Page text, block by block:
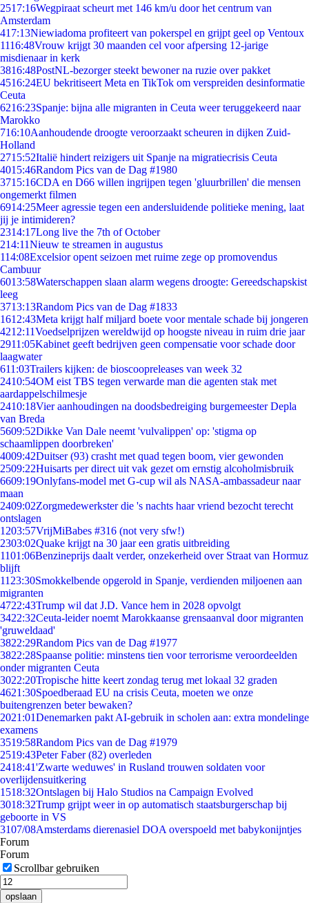
2517:16Wegpiraat scheurt met 146 km/u door het centrum van
Amsterdam
417:13Niewiadoma profiteert van pokerspel en grijpt geel op Ventoux
1116:48Vrouw krijgt 30 maanden cel voor afpersing 12-jarige
misdienaar in kerk
3816:48PostNL-bezorger steekt bewoner na ruzie over pakket
4516:24EU bekritiseert Meta en TikTok om verspreiden desinformatie
Ceuta
6216:23Spanje: bijna alle migranten in Ceuta weer teruggekeerd naar
Marokko
716:10Aanhoudende droogte veroorzaakt scheuren in dijken Zuid-
Holland
2715:52Italië hindert reizigers uit Spanje na migratiecrisis Ceuta
4015:46Random Pics van de Dag #1980
3715:16CDA en D66 willen ingrijpen tegen 'gluurbrillen' die mensen
ongemerkt filmen
6914:25Meer agressie tegen een andersluidende politieke mening, laat
jij je intimideren?
2314:17Long live the 7th of October
214:11Nieuw te streamen in augustus
114:08Excelsior opent seizoen met ruime zege op promovendus
Cambuur
6013:58Waterschappen slaan alarm wegens droogte: Gereedschapskist
leeg
3713:13Random Pics van de Dag #1833
1612:43Meta krijgt half miljard boete voor mentale schade bij jongeren
4212:11Voedselprijzen wereldwijd op hoogste niveau in ruim drie jaar
2911:05Kabinet geeft bedrijven geen compensatie voor schade door
laagwater
611:03Trailers kijken: de bioscoopreleases van week 32
2410:54OM eist TBS tegen verwarde man die agenten stak met
aardappelschilmesje
2410:18Vier aanhoudingen na doodsbedreiging burgemeester Depla
van Breda
5609:52Dikke Van Dale neemt 'vulvalippen' op: 'stigma op
schaamlippen doorbreken'
4009:42Duitser (93) crasht met quad tegen boom, vier gewonden
2509:22Huisarts per direct uit vak gezet om ernstig alcoholmisbruik
6609:19Onlyfans-model met G-cup wil als NASA-ambassadeur naar
maan
2409:02Zorgmedewerkster die 's nachts haar vriend bezocht terecht
ontslagen
1203:57VrijMiBabes #316 (not very sfw!)
2303:02Quake krijgt na 30 jaar een gratis uitbreiding
1101:06Benzineprijs daalt verder, onzekerheid over Straat van Hormuz
blijft
11 23:30Smokkelbende opgerold in Spanje, verdienden miljoenen aan
migranten
4722:43Trump wil dat J.D. Vance hem in 2028 opvolgt
3422:32Ceuta-leider noemt Marokkaanse grensaanval door migranten
'gruweldaad'
3822:29Random Pics van de Dag #1977
3822:28Spaanse politie: minstens tien voor terrorisme veroordeelden
onder migranten Ceuta
3022:20Tropische hitte keert zondag terug met lokaal 32 graden
4621:30Spoedberaad EU na crisis Ceuta, moeten we onze
buitengrenzen beter bewaken?
2021:01Denemarken pakt AI-gebruik in scholen aan: extra mondelinge
examens
3519:58Random Pics van de Dag #1979
2519:43Peter Faber (82) overleden
2418:41'Zwarte weduwes' in Rusland trouwen soldaten voor
overlijdensuitkering
1518:32Ontslagen bij Halo Studios na Campaign Evolved
3018:32Trump grijpt weer in op automatisch staatsburgerschap bij
geboorte in VS
3107/08Amsterdams dierenasiel DOA overspoeld met babykonijntjes
Forum
Forum
Scrollbar gebruiken
opslaan